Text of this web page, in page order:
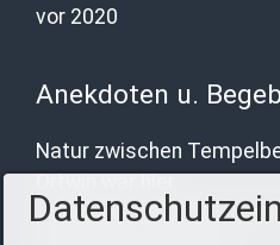
vor 2020
Anekdoten u.
Natur zwischen
Ortwin war hier.
Katharina schreibt über